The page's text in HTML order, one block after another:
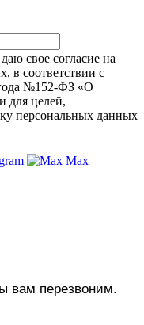
свое согласие на
в соответствии с
№152-ФЗ «О
для целей,
персональных данных
Max
вам перезвоним.